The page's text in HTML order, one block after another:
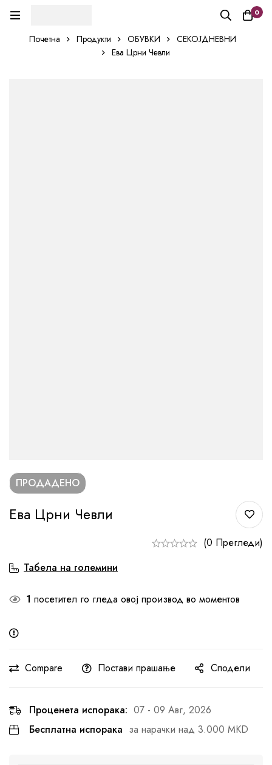
0
Почетна Продукти ОБУВКИ
СЕКОЈДНЕВНИ
Ева Црни Чевли
ПРОДАДЕНО
Ева Црни Чевли
(0 Прегледи)
Табела на големини
1 посетител го гледа овој производ во моментов
Compare Постави прашање Сподели
Проценета испорака: 07 - 09 Авг, 2026
Бесплатна испорака за нарачки над 3.000 MKD